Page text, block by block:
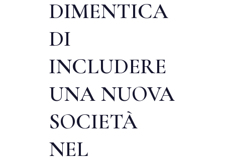
DIMENTICA
DI
INCLUDERE
UNA NUOVA
SOCIETÀ
NEL